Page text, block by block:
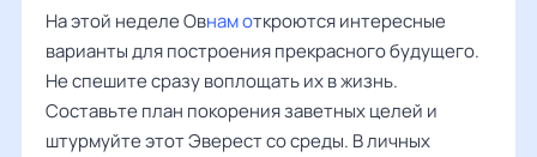
На этой неделе Овнам откроются интересные
варианты для построения прекрасного будущего.
Не спешите сразу воплощать их в жизнь.
Составьте план покорения заветных целей и
штурмуйте этот Эверест со среды. В личных